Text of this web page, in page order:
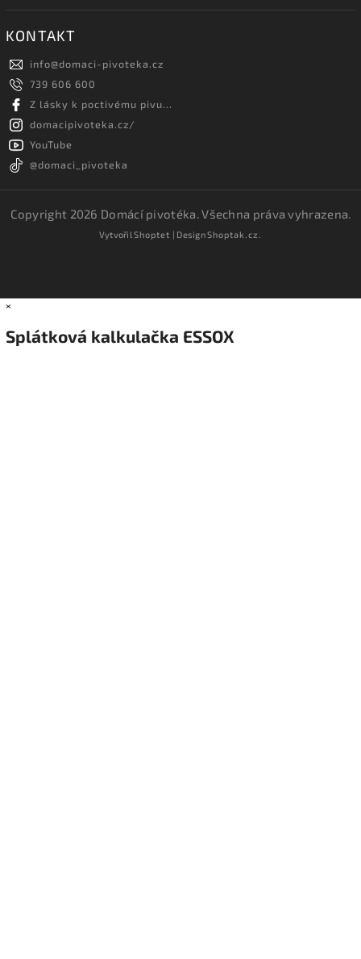
KONTAKT
info@domaci-pivoteka.cz
739 606 600
Z lásky k poctivému pivu...
domacipivoteka.cz/
YouTube
@domaci_pivoteka
Copyright 2026 Domácí pivotéka. Všechna práva vyhrazena.
VytvořilShoptet | DesignShoptak.cz.
×
Splátková kalkulačka ESSOX